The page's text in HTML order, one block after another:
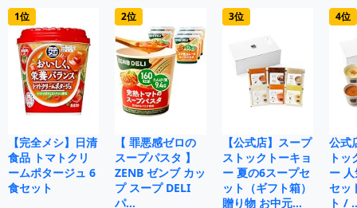
1位
【完全メシ】日清
食品 トマトクリ
ームポタージュ 6
食セット
2位
【 罪悪感ゼロの
スープパスタ 】
ZENB ゼンブ カッ
プ スープ DELI
パ…
3位
【公式店】スープ
ストックトーキョ
ー 夏の6スープセ
ット（ギフト箱）
贈り物 お中元…
4位
公式
ト
ー
セッ
ト /